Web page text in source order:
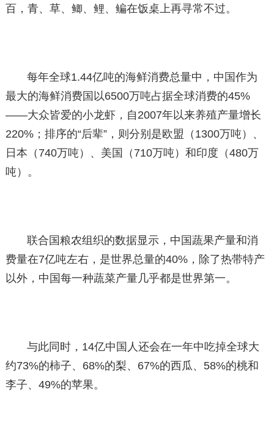
百，青、草、鲫、鲤、鳊在饭桌上再寻常不过。
每年全球1.44亿吨的海鲜消费总量中，中国作为
最大的海鲜消费国以6500万吨占据全球消费的45%
——大众皆爱的小龙虾，自2007年以来养殖产量增长
220%；排序的“后辈”，则分别是欧盟（1300万吨）、
日本（740万吨）、美国（710万吨）和印度（480万
吨）。
联合国粮农组织的数据显示，中国蔬果产量和消
费量在7亿吨左右，是世界总量的40%，除了热带特产
以外，中国每一种蔬菜产量几乎都是世界第一。
与此同时，14亿中国人还会在一年中吃掉全球大
约73%的柿子、68%的梨、67%的西瓜、58%的桃和
李子、49%的苹果。